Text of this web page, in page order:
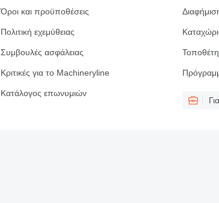
Όροι και προϋποθέσεις
Πολιτική εχεμύθειας
Συμβουλές ασφάλειας
Κριτικές για το Machineryline
Κατάλογος επωνυμιών